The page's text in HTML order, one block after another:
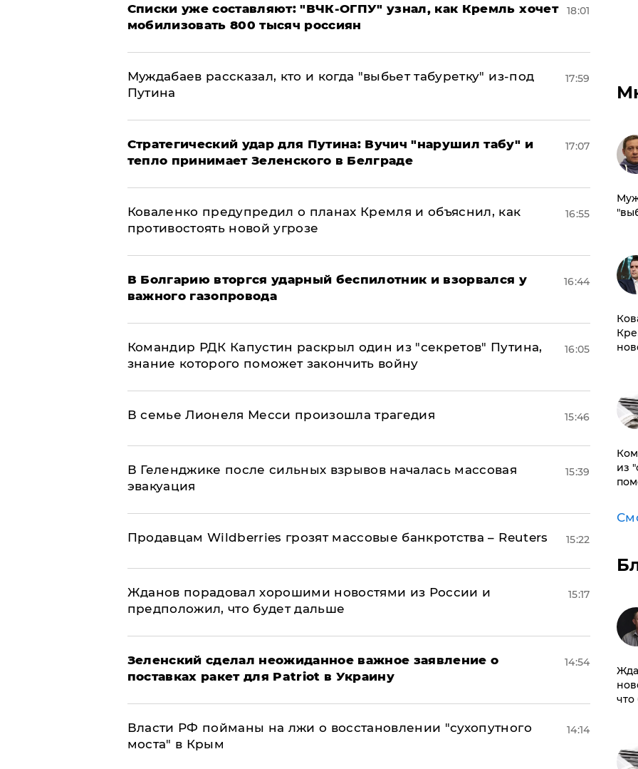
Списки уже составляют: "ВЧК-ОГПУ" узнал, как Кремль хочет
мобилизовать 800 тысяч россиян
18:01
Муждабаев рассказал, кто и когда "выбьет табуретку" из-под
Путина
17:59
Стратегический удар для Путина: Вучич "нарушил табу" и
тепло принимает Зеленского в Белграде
17:07
Коваленко предупредил о планах Кремля и объяснил, как
противостоять новой угрозе
16:55
В Болгарию вторгся ударный беспилотник и взорвался у
важного газопровода
16:44
Командир РДК Капустин раскрыл один из "секретов" Путина,
знание которого поможет закончить войну
16:05
В семье Лионеля Месси произошла трагедия 15:46
В Геленджике после сильных взрывов началась массовая
эвакуация
15:39
Продавцам Wildberries грозят массовые банкротства – Reuters 15:22
Жданов порадовал хорошими новостями из России и
предположил, что будет дальше
15:17
Зеленский сделал неожиданное важное заявление о
поставках ракет для Patriot в Украину
14:54
Власти РФ пойманы на лжи о восстановлении "сухопутного
моста" в Крым
14:14
из
что